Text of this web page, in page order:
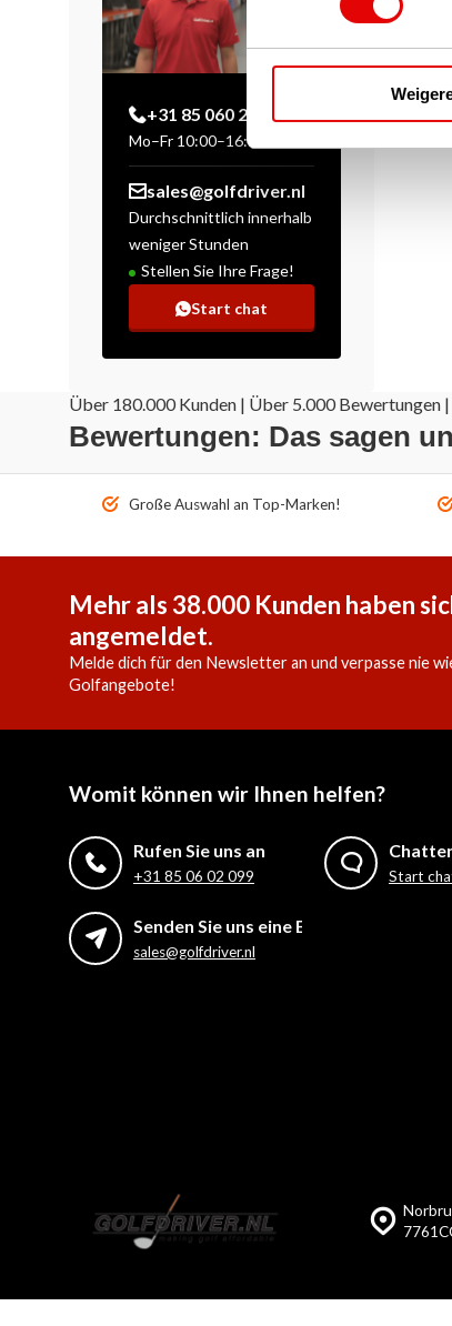
+31 85 060 20 99
Mo–Fr 10:00–16:00 Uhr
sales@golfdriver.nl
Durchschnittlich innerhalb
weniger Stunden
Stellen Sie Ihre Frage!
Start chat
Über 180.000 Kunden | Über 5.000 Bewertungen
Bewertungen: Das sagen
Große Auswahl an Top-Marken!
Mehr als 38.000 Kunden haben
angemeldet.
Melde dich für den Newsletter an und verpasse nie
Golfangebote!
Womit können wir Ihnen helfen?
Rufen Sie uns an
+31 85 06 02 099 Start
Senden Sie uns eine E-Mail
sales@golfdriver.nl